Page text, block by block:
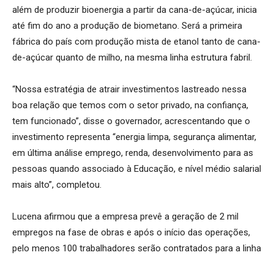
além de produzir bioenergia a partir da cana-de-açúcar, inicia
até fim do ano a produção de biometano. Será a primeira
fábrica do país com produção mista de etanol tanto de cana-
de-açúcar quanto de milho, na mesma linha estrutura fabril.
“Nossa estratégia de atrair investimentos lastreado nessa
boa relação que temos com o setor privado, na confiança,
tem funcionado”, disse o governador, acrescentando que o
investimento representa “energia limpa, segurança alimentar,
em última análise emprego, renda, desenvolvimento para as
pessoas quando associado à Educação, e nível médio salarial
mais alto”, completou.
Lucena afirmou que a empresa prevê a geração de 2 mil
empregos na fase de obras e após o início das operações,
pelo menos 100 trabalhadores serão contratados para a linha